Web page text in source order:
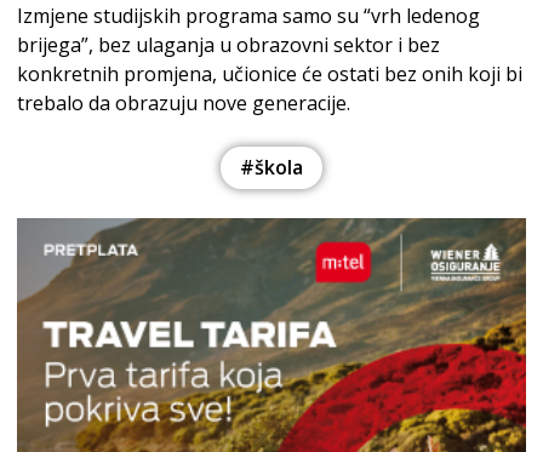
Izmjene studijskih programa samo su “vrh ledenog
brijega”, bez ulaganja u obrazovni sektor i bez
konkretnih promjena, učionice će ostati bez onih koji bi
trebalo da obrazuju nove generacije.
#škola